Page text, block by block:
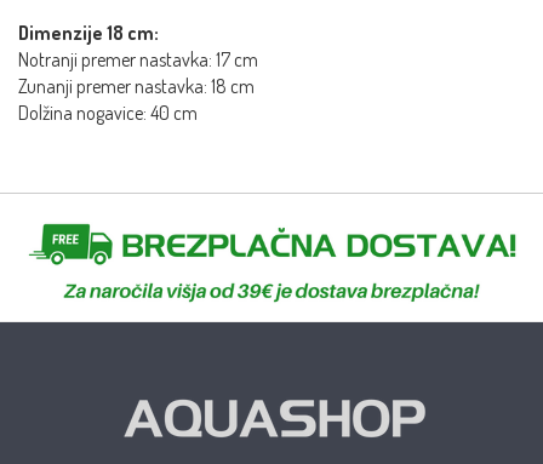
Dimenzije 18 cm:
Notranji premer nastavka: 17 cm
Zunanji premer nastavka: 18 cm
Dolžina nogavice: 40 cm